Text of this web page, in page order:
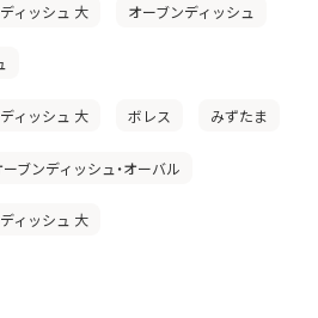
ィッシュ 大 オーブンディッシュ
ィッシュ 大 ボレス みずたま
ーブンディッシュ・オーバル
ィッシュ 大